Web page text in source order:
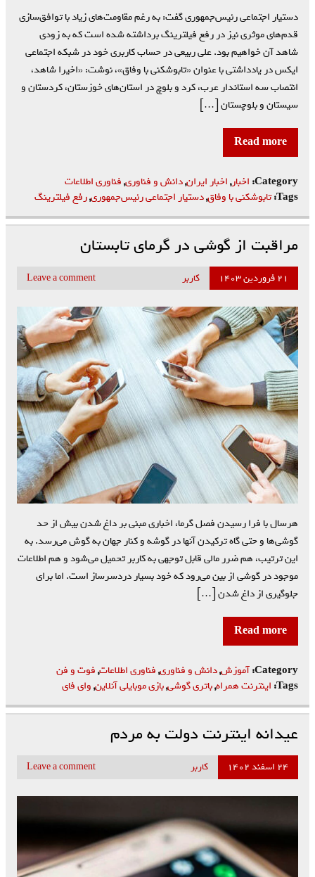
دستیار اجتماعی رئیس‌جمهوری گفت: به رغم مقاومت‌های زیاد با توافق‌سازی
قدم‌های موثری نیز در رفع فیلترینگ برداشته شده است که به زودی
شاهد آن خواهیم بود. علی ربیعی در حساب کاربری خود در شبکه اجتماعی
ایکس در یادداشتی با عنوان «تابوشکنی با وفاق»، نوشت: «اخیرا شاهد،
انتصاب سه استاندار ‎عرب، ‎کرد و ‎بلوچ در استان‌های خوزستان، کردستان و
سیستان و بلوچستان […]
Read more
Category: اخبار,اخبار ایران,دانش و فناوری,فناوری اطلاعات
Tags: تابوشکنی با وفاق,دستیار اجتماعی رئیس‌جمهوری,رفع فیلترینگ
مراقبت از گوشی در گرمای تابستان
۲۱ فروردین ۱۴۰۳ کاربر Leave a comment
هرسال با فرا رسیدن فصل گرما، اخباری مبنی بر داغ شدن بیش از حد
گوشی‌ها و حتی گاه ترکیدن آنها در گوشه و کنار جهان به گوش می‌رسد. به
این ترتیب، هم ضرر مالی قابل توجهی به کاربر تحمیل می‌شود و هم اطلاعات
موجود در گوشی از بین می‌رود که خود بسیار دردسرساز است. اما برای
جلوگیری از داغ شدن […]
Read more
Category: آموزش,دانش و فناوری,فناوری اطلاعات,فوت و فن
Tags: اینترنت همراه,باتری گوشی,بازی موبایلی آنلاین,وای فای
عیدانه اینترنت دولت به مردم
۲۴ اسفند ۱۴۰۲ کاربر Leave a comment